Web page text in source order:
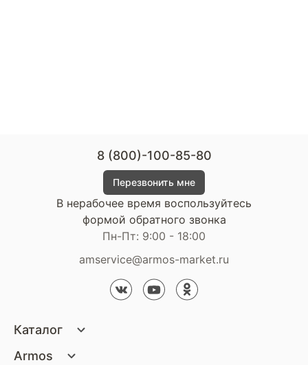
Каталог
Armos
8 (800)-100-85-80
Перезвонить мне
В нерабочее время воспользуйтесь
формой обратного звонка
Пн-Пт: 9:00 - 18:00
amservice@armos-market.ru